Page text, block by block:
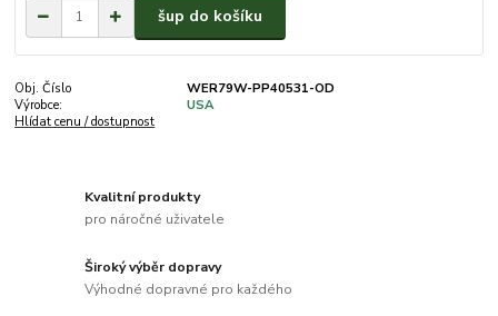
šup do košíku
Obj. Číslo
WER79W-PP40531-OD
Výrobce:
USA
Hlídat cenu / dostupnost
Kvalitní produkty
pro náročné uživatele
Široký výběr dopravy
Výhodné dopravné pro každého